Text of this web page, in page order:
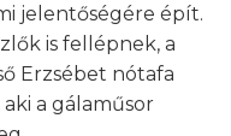
jelentőségére épít.
is fellépnek, a
Erzsébet nótafa
a gálaműsor